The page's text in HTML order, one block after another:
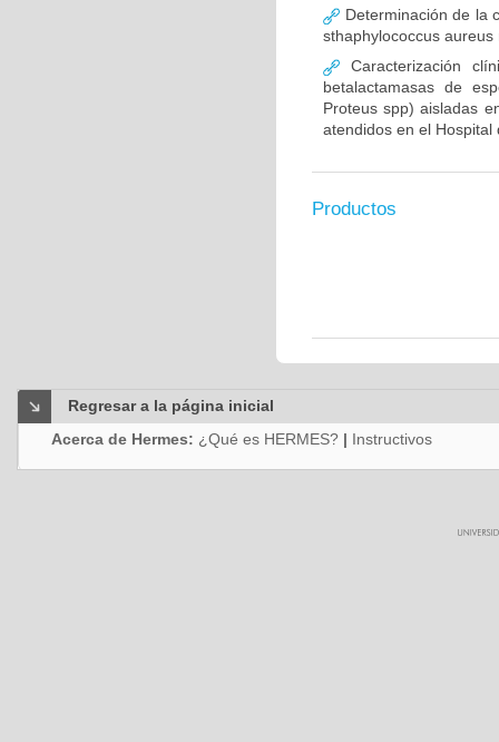
Determinación de la
sthaphylococcus
Caracterización
betalactamasas de
Proteus spp) aisladas
atendidos en el
Productos
Regresar a la página inicial
Acerca de Hermes: ¿Qué es HERMES? | Instructivos